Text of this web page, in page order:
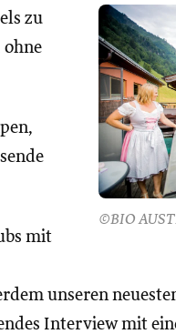
©BIO
zu
ohne
mit
unseren
Interview mit